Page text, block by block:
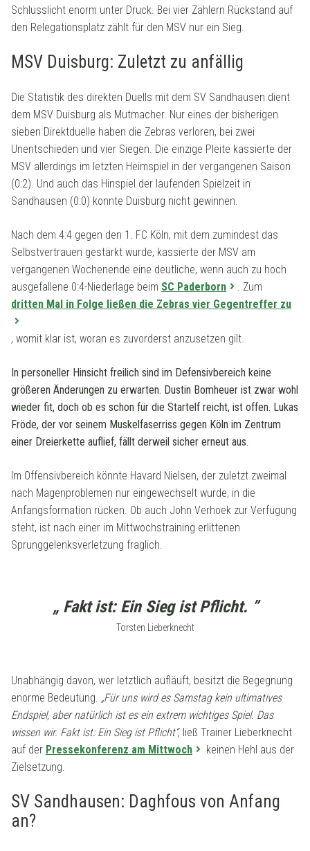
Schlusslicht enorm unter Druck. Bei vier Zählern Rückstand auf
den Relegationsplatz zählt für den MSV nur ein Sieg.
MSV Duisburg: Zuletzt zu anfällig
Die Statistik des direkten Duells mit dem SV Sandhausen dient
dem MSV Duisburg als Mutmacher. Nur eines der bisherigen
sieben Direktduelle haben die Zebras verloren, bei zwei
Unentschieden und vier Siegen. Die einzige Pleite kassierte der
MSV allerdings im letzten Heimspiel in der vergangenen Saison
(0:2). Und auch das Hinspiel der laufenden Spielzeit in
Sandhausen (0:0) konnte Duisburg nicht gewinnen.
Nach dem 4:4 gegen den 1. FC Köln, mit dem zumindest das
Selbstvertrauen gestärkt wurde, kassierte der MSV am
vergangenen Wochenende eine deutliche, wenn auch zu hoch
ausgefallene 0:4-Niederlage beim SC Paderborn
. Zum
dritten Mal in Folge ließen die Zebras vier Gegentreffer zu
, womit klar ist, woran es zuvorderst anzusetzen gilt.
In personeller Hinsicht freilich sind im Defensivbereich keine
größeren Änderungen zu erwarten. Dustin Bomheuer ist zwar wohl
wieder fit, doch ob es schon für die Startelf reicht, ist offen. Lukas
Fröde, der vor seinem Muskelfaserriss gegen Köln im Zentrum
einer Dreierkette auflief, fällt derweil sicher erneut aus.
Im Offensivbereich könnte Havard Nielsen, der zuletzt zweimal
nach Magenproblemen nur eingewechselt wurde, in die
Anfangsformation rücken. Ob auch John Verhoek zur Verfügung
steht, ist nach einer im Mittwochstraining erlittenen
Sprunggelenksverletzung fraglich.
„ Fakt ist: Ein Sieg ist Pflicht. ”
Torsten Lieberknecht
Unabhängig davon, wer letztlich aufläuft, besitzt die Begegnung
enorme Bedeutung. „Für uns wird es Samstag kein ultimatives
Endspiel, aber natürlich ist es ein extrem wichtiges Spiel. Das
wissen wir. Fakt ist: Ein Sieg ist Pflicht“, ließ Trainer Lieberknecht
auf der Pressekonferenz am Mittwoch
keinen Hehl aus der
Zielsetzung.
SV Sandhausen: Daghfous von Anfang
an?